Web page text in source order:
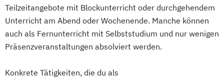
Teilzeitangebote mit Blockunterricht oder durchgehendem
Unterricht am Abend oder Wochenende. Manche können
auch als Fernunterricht mit Selbststudium und nur wenigen
Präsenzveranstaltungen absolviert werden.
Konkrete Tätigkeiten, die du als